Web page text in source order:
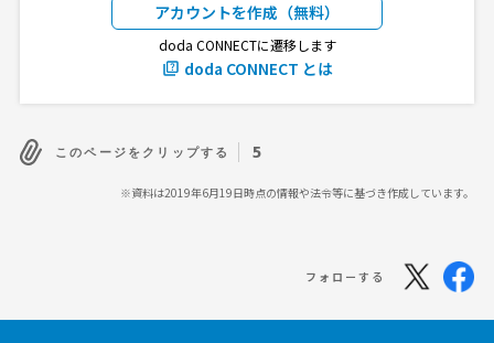
アカウントを作成（無料）
doda CONNECTに遷移します
doda CONNECT とは
このページをクリップする 5
※資料は2019年6月19日時点の情報や法令等に基づき作成しています。
フォローする